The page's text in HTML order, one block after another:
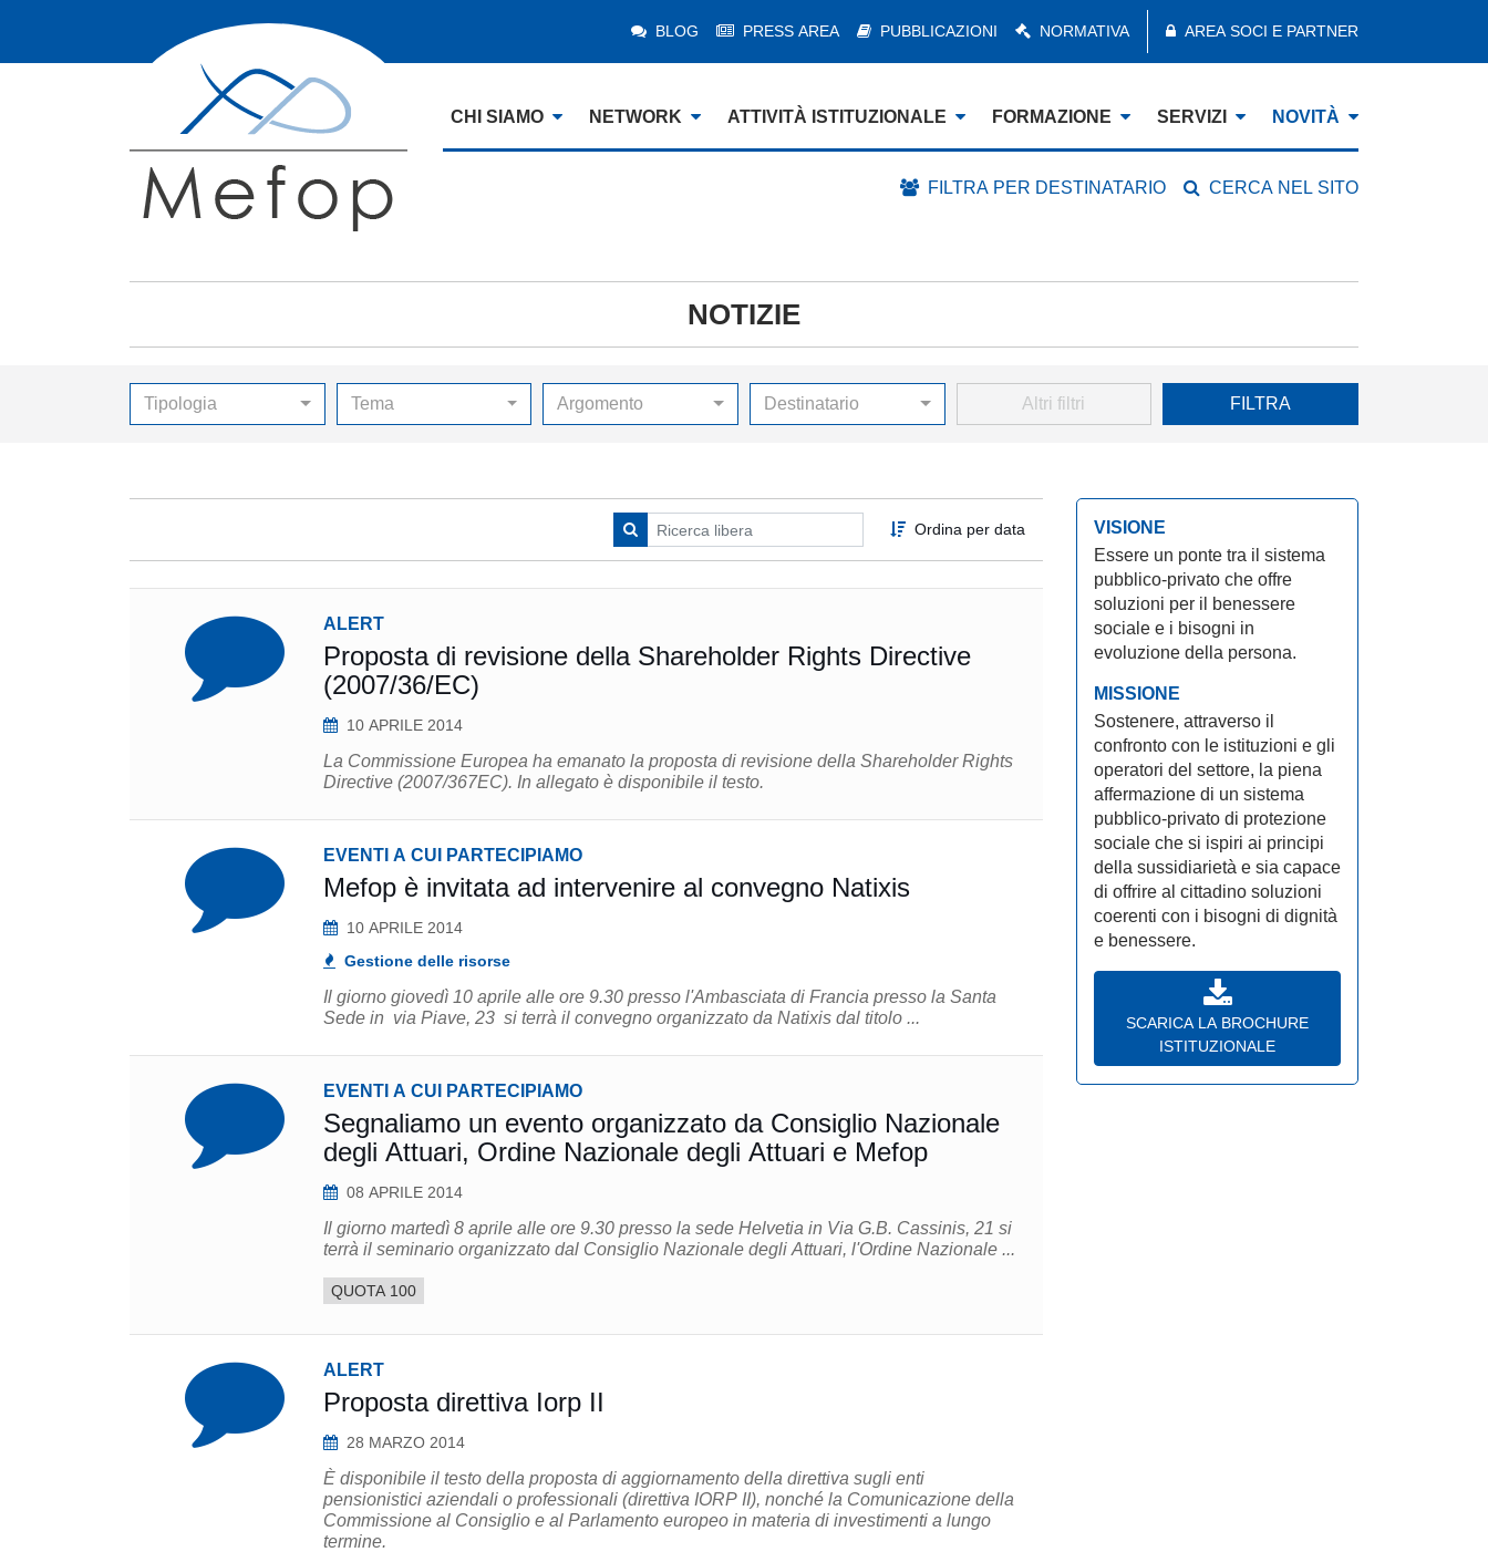
BLOG PRESS AREA PUBBLICAZIONI NORMATIVA AREA SOCI E PARTNER
CHI SIAMO NETWORK ATTIVITÀ ISTITUZIONALE FORMAZIONE SERVIZI NOVITÀ
FILTRA PER DESTINATARIO CERCA NEL SITO
NOTIZIE
Tipologia Tema Argomento Destinatario Altri filtri FILTRA
Ordina per data
ALERT
Proposta di revisione della Shareholder Rights Directive
(2007/36/EC)
10 APRILE 2014
La Commissione Europea ha emanato la proposta di revisione della Shareholder Rights
Directive (2007/367EC). In allegato è disponibile il testo.
EVENTI A CUI PARTECIPIAMO
Mefop è invitata ad intervenire al convegno Natixis
10 APRILE 2014
Gestione delle risorse
Il giorno giovedì 10 aprile alle ore 9.30 presso l'Ambasciata di Francia presso la Santa
Sede in via Piave, 23 si terrà il convegno organizzato da Natixis dal titolo ...
EVENTI A CUI PARTECIPIAMO
Segnaliamo un evento organizzato da Consiglio Nazionale
degli Attuari, Ordine Nazionale degli Attuari e Mefop
08 APRILE 2014
Il giorno martedì 8 aprile alle ore 9.30 presso la sede Helvetia in Via G.B. Cassinis, 21 si
terrà il seminario organizzato dal Consiglio Nazionale degli Attuari, l'Ordine Nazionale ...
QUOTA 100
ALERT
Proposta direttiva Iorp II
28 MARZO 2014
È disponibile il testo della proposta di aggiornamento della direttiva sugli enti
pensionistici aziendali o professionali (direttiva IORP II), nonché la Comunicazione della
Commissione al Consiglio e al Parlamento europeo in materia di investimenti a lungo
termine.
VISIONE
Essere un ponte tra il sistema
pubblico-privato che offre
soluzioni per il benessere
sociale e i bisogni in
evoluzione della persona.
MISSIONE
Sostenere, attraverso il
confronto con le istituzioni e gli
operatori del settore, la piena
affermazione di un sistema
pubblico-privato di protezione
sociale che si ispiri ai principi
della sussidiarietà e sia capace
di offrire al cittadino soluzioni
coerenti con i bisogni di dignità
e benessere.
SCARICA LA BROCHURE
ISTITUZIONALE